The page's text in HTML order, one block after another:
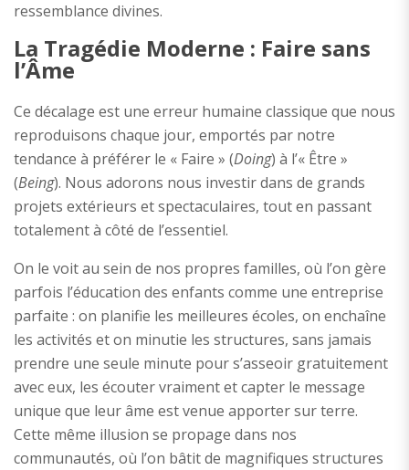
ressemblance divines.
La Tragédie Moderne : Faire sans
l’Âme
Ce décalage est une erreur humaine classique que nous
reproduisons chaque jour, emportés par notre
tendance à préférer le « Faire » (Doing) à l’« Être »
(Being). Nous adorons nous investir dans de grands
projets extérieurs et spectaculaires, tout en passant
totalement à côté de l’essentiel.
On le voit au sein de nos propres familles, où l’on gère
parfois l’éducation des enfants comme une entreprise
parfaite : on planifie les meilleures écoles, on enchaîne
les activités et on minutie les structures, sans jamais
prendre une seule minute pour s’asseoir gratuitement
avec eux, les écouter vraiment et capter le message
unique que leur âme est venue apporter sur terre.
Cette même illusion se propage dans nos
communautés, où l’on bâtit de magnifiques structures